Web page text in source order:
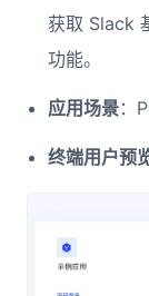
获取 Slack
功能。
应用场景：
终端用户预